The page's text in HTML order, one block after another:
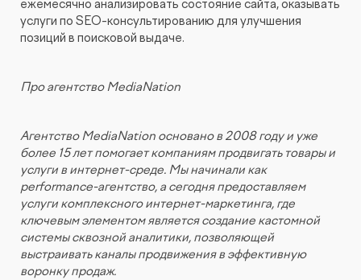
ежемесячно анализировать состояние сайта, оказывать
услуги по SEO-консультированию для улучшения
позиций в поисковой выдаче.
Про агентство MediaNation
Агентство MediaNation основано в 2008 году и уже
более 15 лет помогает компаниям продвигать товары и
услуги в интернет-среде. Мы начинали как
performance-агентство, а сегодня предоставляем
услуги комплексного интернет-маркетинга, где
ключевым элементом является создание кастомной
системы сквозной аналитики, позволяющей
выстраивать каналы продвижения в эффективную
воронку продаж.